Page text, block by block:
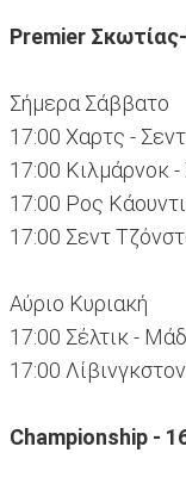
Premier
Σήμερα Σάββατο
17:00 Χαρτς -
17:00 Κιλμάρνοκ -
17:00 Ρος
17:00 Σεντ
Αύριο Κυριακή
17:00 Σέλτικ -
17:00
Championship -